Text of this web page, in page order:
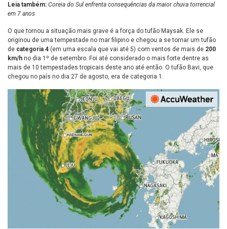
Leia também: Coreia do Sul enfrenta consequências da maior chuva torrencial
em 7 anos
O que tornou a situação mais grave é a força do tufão Maysak. Ele se
originou de uma tempestade no mar filipino e chegou a se tornar um tufão
de categoria 4 (em uma escala que vai até 5) com ventos de mais de 200
km/h no dia 1º de setembro. Foi até considerado o mais forte dentre as
mais de 10 tempestades tropicais deste ano até então. O tufão Bavi, que
chegou no país no dia 27 de agosto, era de categoria 1.